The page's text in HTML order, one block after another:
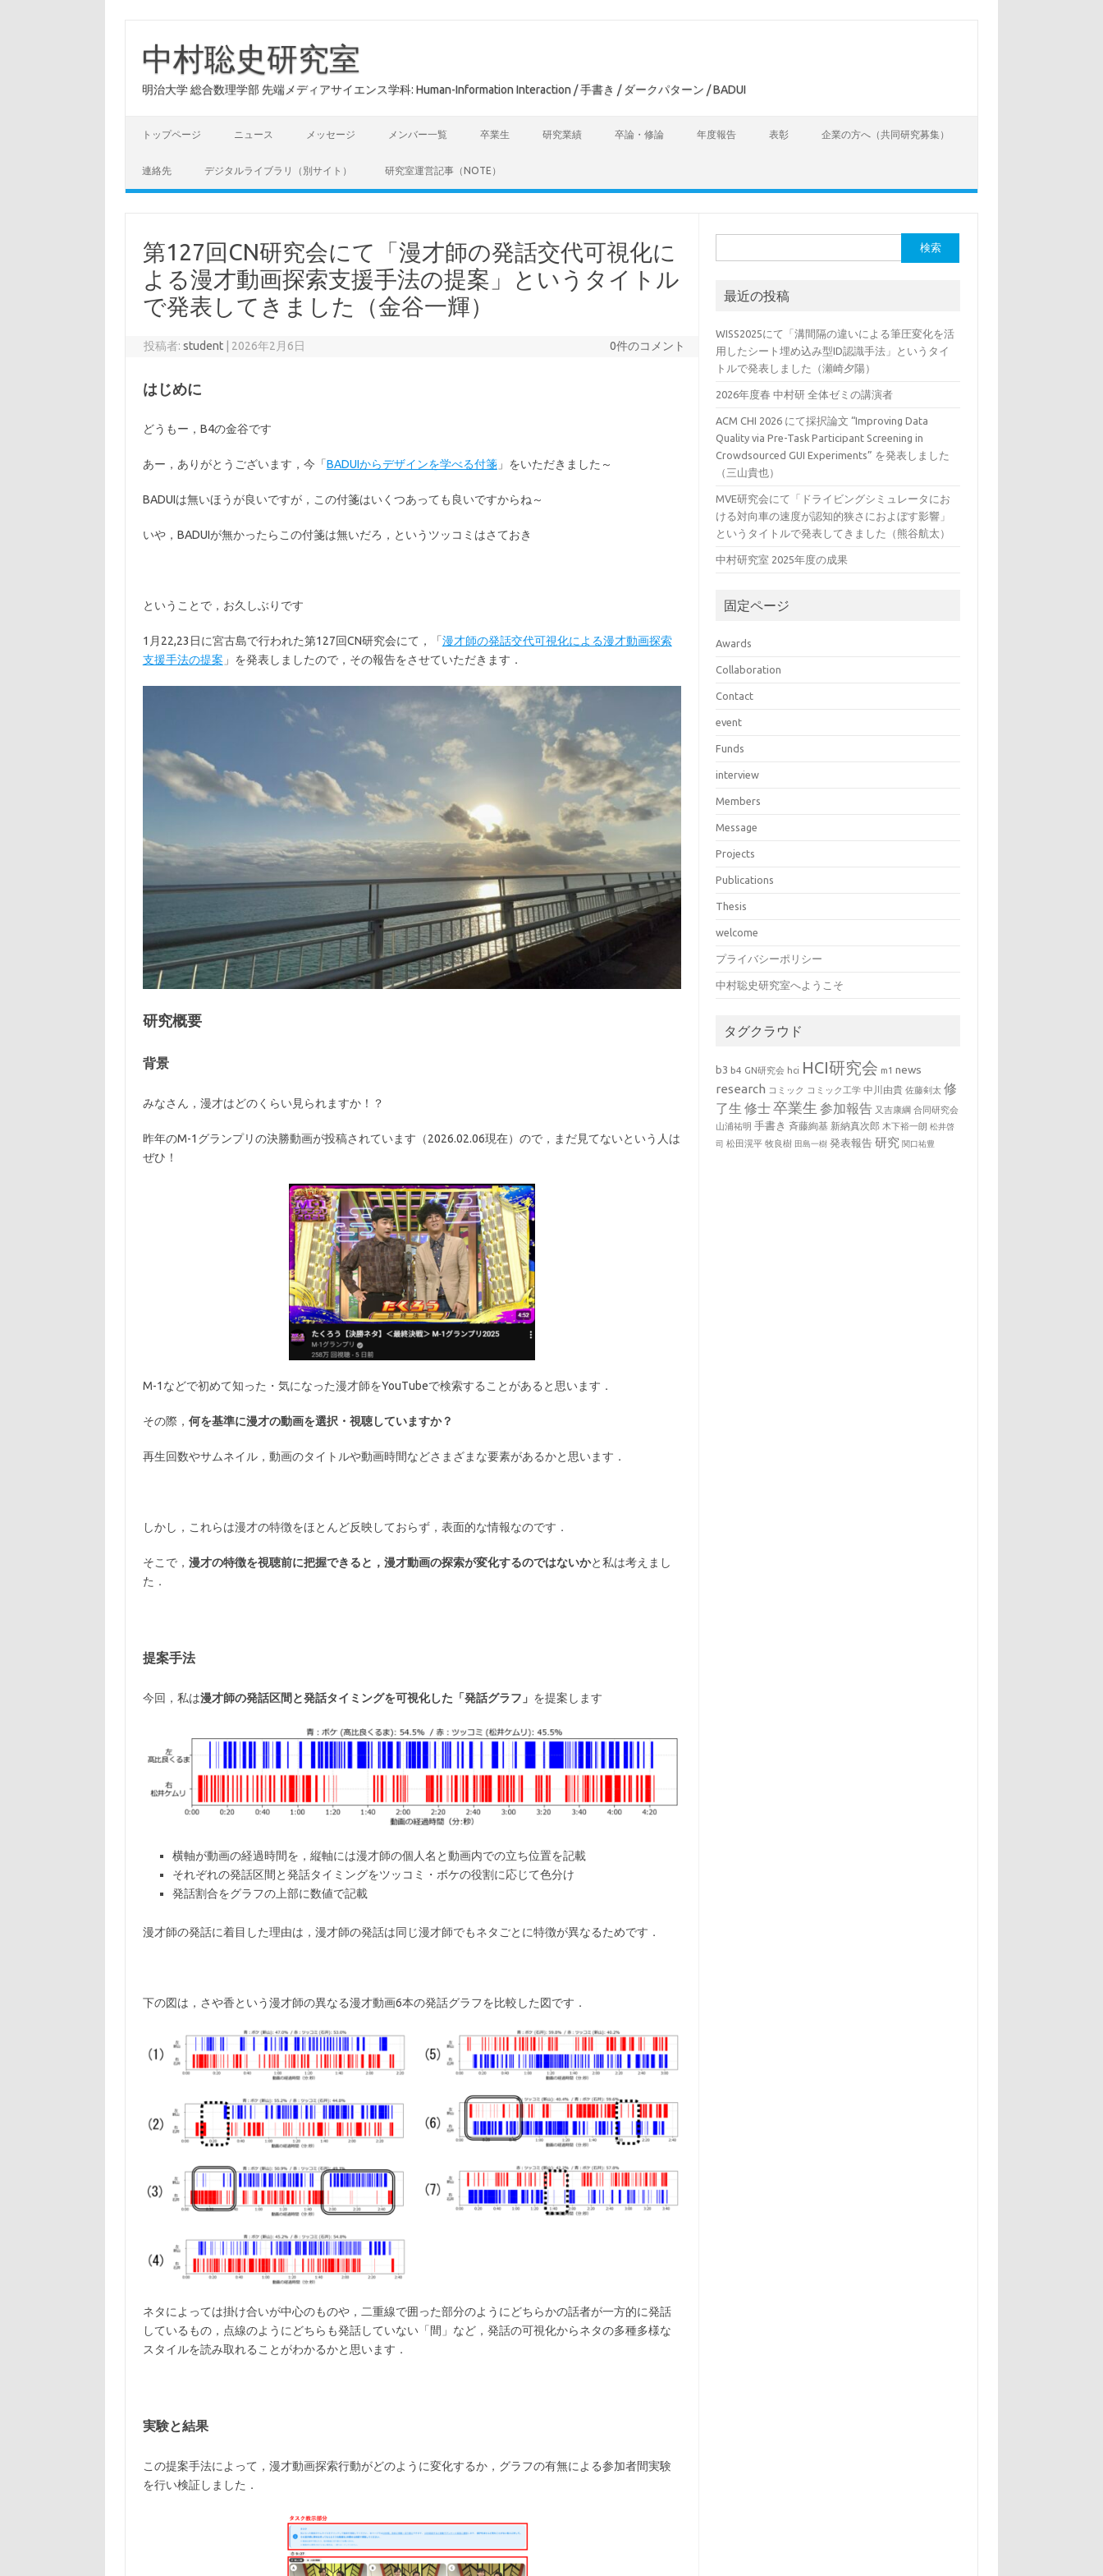
中村聡史研究室
明治大学 総合数理学部 先端メディアサイエンス学科: Human-Information Interaction / 手書き / ダークパターン / BADUI
トップページ ニュース メッセージ メンバー一覧 卒業生 研究業績 卒論・修論 年度報告 表彰 企業の方へ（共同研究募集）
連絡先 デジタルライブラリ（別サイト） 研究室運営記事（NOTE）
第127回CN研究会にて「漫才師の発話交代可視化に
よる漫才動画探索支援手法の提案」というタイトル
で発表してきました（金谷一輝）
投稿者:student 2026年2月6日 0件のコメント
はじめに
どうもー，B4の金谷です
あー，ありがとうございます，今「BADUIからデザインを学べる付箋」をいただきました～
BADUIは無いほうが良いですが，この付箋はいくつあっても良いですからね～
いや，BADUIが無かったらこの付箋は無いだろ，というツッコミはさておき
ということで，お久しぶりです
1月22,23日に宮古島で行われた第127回CN研究会にて，「漫才師の発話交代可視化による漫才動画探索
支援手法の提案 」を発表しましたので，その報告をさせていただきます．
研究概要
背景
みなさん，漫才はどのくらい見られますか！？
昨年のM-1グランプリの決勝動画が投稿されています（2026.02.06現在）ので，まだ見てないという人は
ぜひ！
M-1などで初めて知った・気になった漫才師をYouTubeで検索することがあると思います．
その際， 何を基準に漫才の動画を選択・視聴していますか？
再生回数やサムネイル，動画のタイトルや動画時間などさまざまな要素があるかと思います．
しかし，これらは漫才の特徴をほとんど反映しておらず，表面的な情報なのです．
そこで， 漫才の特徴を視聴前に把握できると，漫才動画の探索が変化するのではないかと私は考えまし
た．
提案手法
今回，私は漫才師の発話区間と発話タイミングを可視化した「発話グラフ」 を提案します
横軸が動画の経過時間を，縦軸には漫才師の個人名と動画内での立ち位置を記載
それぞれの発話区間と発話タイミングをツッコミ・ボケの役割に応じて色分け
発話割合をグラフの上部に数値で記載
漫才師の発話に着目した理由は，漫才師の発話は同じ漫才師でもネタごとに特徴が異なるためです．
下の図は，さや香という漫才師の異なる漫才動画6本の発話グラフを比較した図です．
ネタによっては掛け合いが中心のものや，二重線で囲った部分のようにどちらかの話者が一方的に発話
しているもの，点線のようにどちらも発話していない「間」など，発話の可視化からネタの多種多様な
スタイルを読み取れることがわかるかと思います．
実験と結果
この提案手法によって，漫才動画探索行動がどのように変化するか，グラフの有無による参加者間実験
を行い検証しました．
索:
最近の投稿
WISS2025にて「溝間隔の違いによる筆圧変化を活
用したシート埋め込み型ID認識手法」というタイ
トルで発表しました（瀬崎夕陽）
2026年度春 中村研 全体ゼミの講演者
ACM CHI 2026 にて採択論文 “Improving Data
Quality via Pre-Task Participant Screening in
Crowdsourced GUI Experiments” を発表しました
（三山貴也）
MVE研究会にて「ドライビングシミュレータにお
ける対向車の速度が認知的狭さにおよぼす影響」
というタイトルで発表してきました（熊谷航太）
中村研究室 2025年度の成果
固定ページ
Awards
Collaboration
Contact
event
Funds
interview
Members
Message
Projects
Publications
Thesis
welcome
プライバシーポリシー
中村聡史研究室へようこそ
タグクラウド
b3 b4 GN研究会 hci HCI研究会 m1 news
research コミック コミック工学 中川由貴 佐藤剣太 修
了生 修士卒業生 参加報告 又吉康綱 合同研究会
山浦祐明 手書き 斉藤絢基 新納真次郎 木下裕一朗 松井啓
司 松田滉平 牧良樹 田島一樹 発表報告 研究 関口祐豊